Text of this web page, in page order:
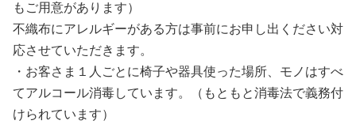
もご用意があります）
不織布にアレルギーがある方は事前にお申し出ください対
応させていただきます。
・お客さま１人ごとに椅子や器具使った場所、モノはすべ
てアルコール消毒しています。（もともと消毒法で義務付
けられています）